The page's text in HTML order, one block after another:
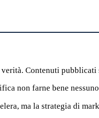
Contenuti
non farne bene
ma la strategia di